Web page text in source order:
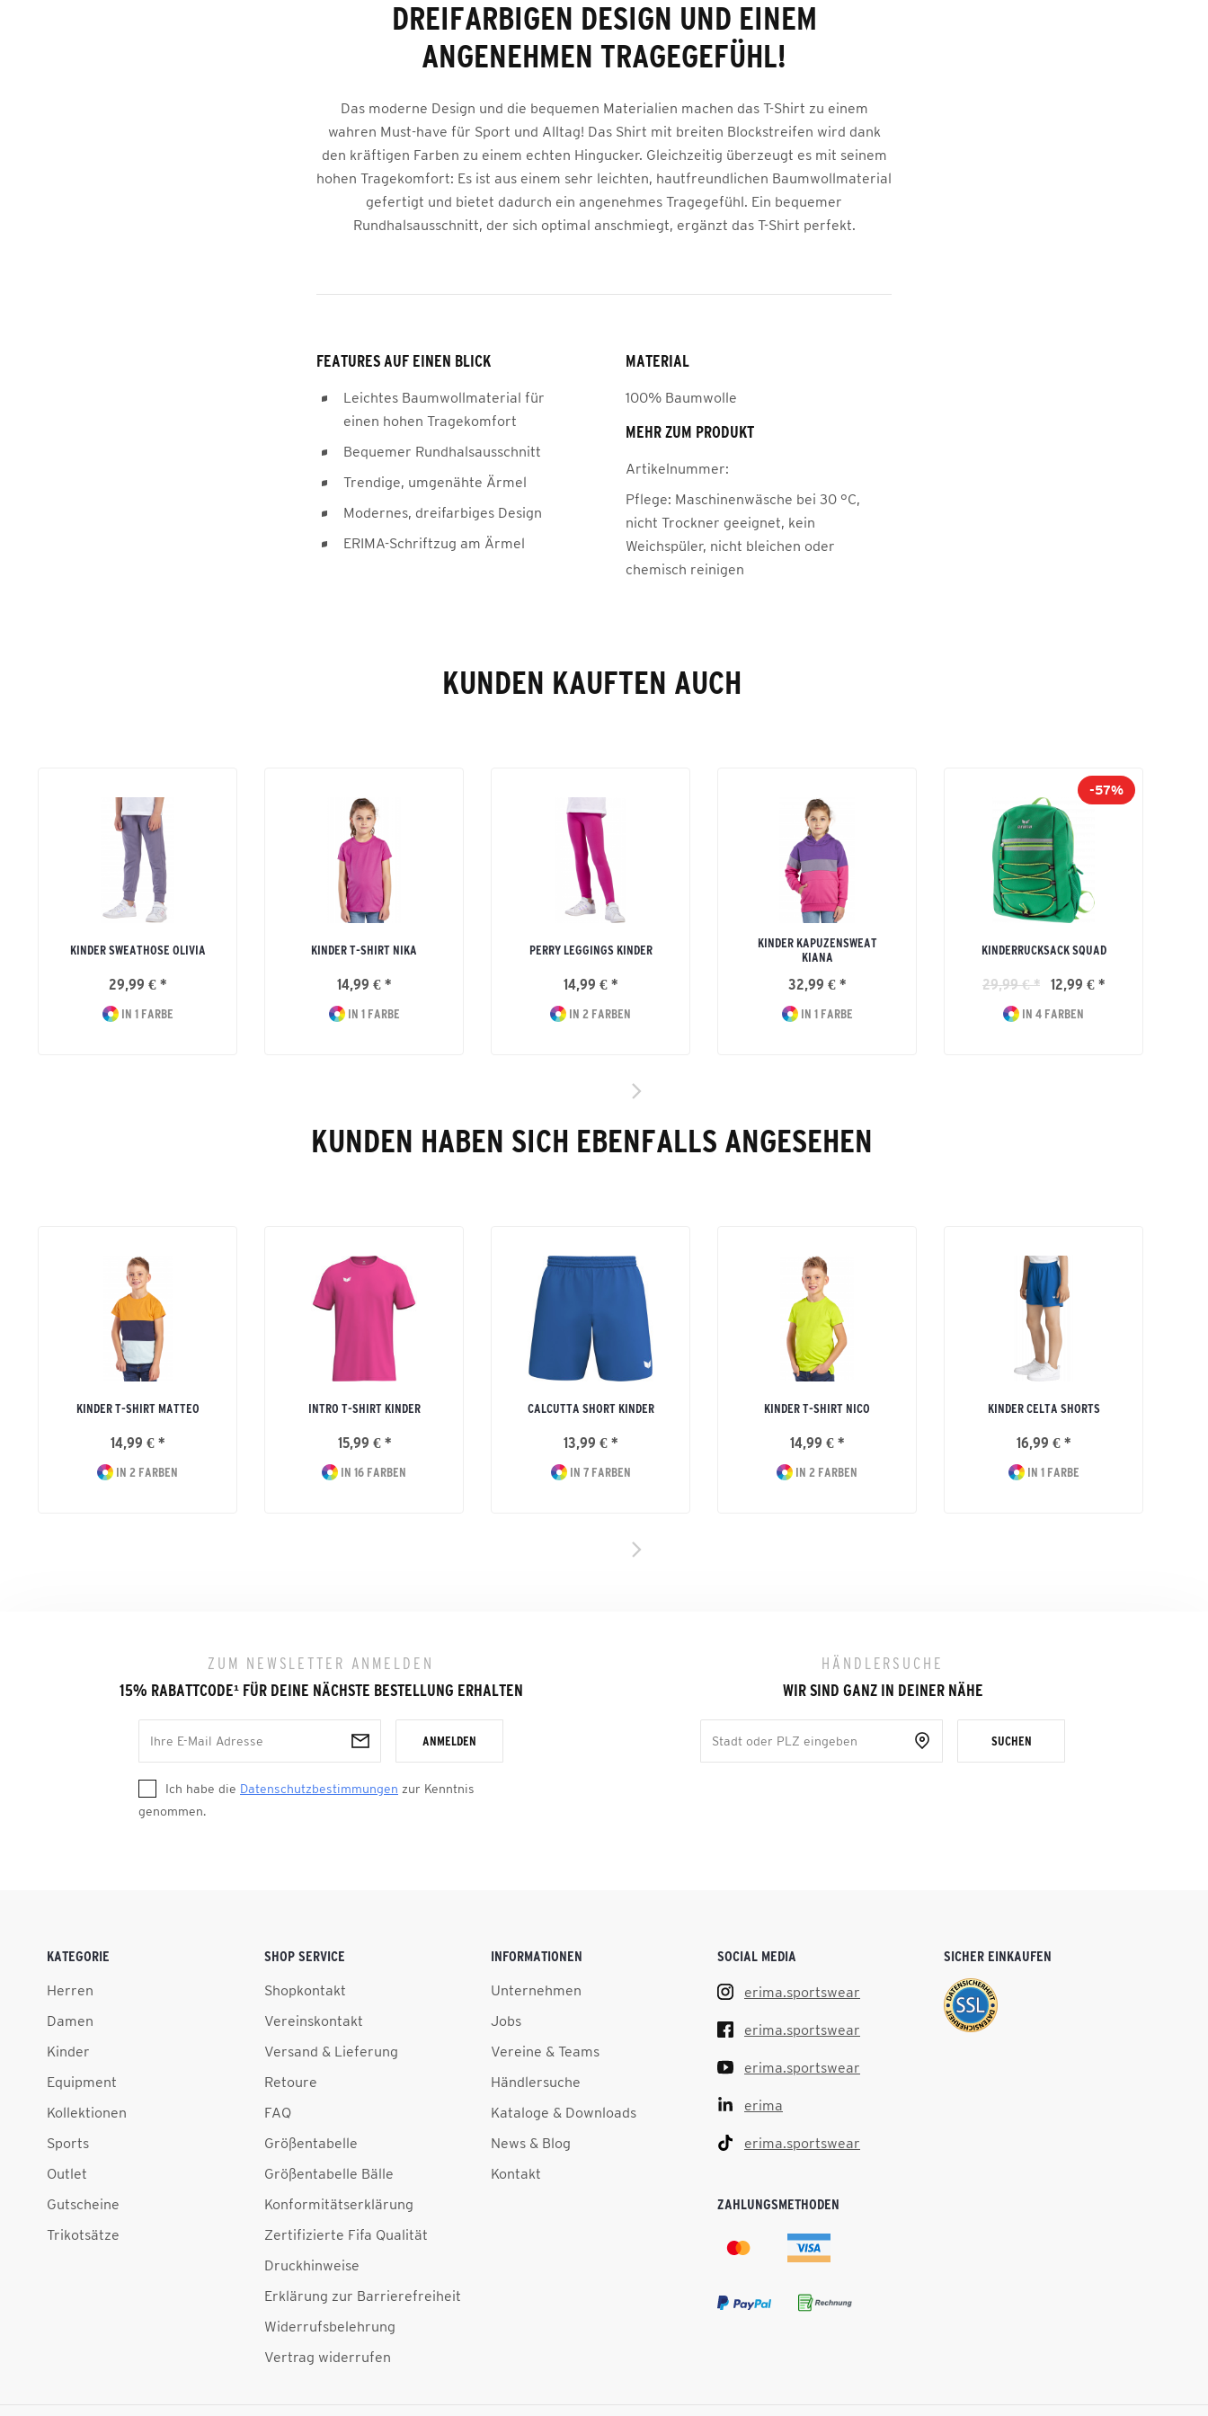
DREIFARBIGEN DESIGN UND EINEM
ANGENEHMEN TRAGEGEFÜHL!
Das moderne Design und die bequemen Materialien machen das T-Shirt zu einem
wahren Must-have für Sport und Alltag! Das Shirt mit breiten Blockstreifen wird dank
den kräftigen Farben zu einem echten Hingucker. Gleichzeitig überzeugt es mit seinem
hohen Tragekomfort: Es ist aus einem sehr leichten, hautfreundlichen Baumwollmaterial
gefertigt und bietet dadurch ein angenehmes Tragegefühl. Ein bequemer
Rundhalsausschnitt, der sich optimal anschmiegt, ergänzt das T-Shirt perfekt.
FEATURES AUF EINEN BLICK
Leichtes Baumwollmaterial für
einen hohen Tragekomfort
Bequemer Rundhalsausschnitt
Trendige, umgenähte Ärmel
Modernes, dreifarbiges Design
ERIMA-Schriftzug am Ärmel
MATERIAL
100% Baumwolle
MEHR ZUM PRODUKT
Artikelnummer:
Pflege: Maschinenwäsche bei 30 °C,
nicht Trockner geeignet, kein
Weichspüler, nicht bleichen oder
chemisch reinigen
KUNDEN KAUFTEN AUCH
KINDER SWEATHOSE OLIVIA
29,99 € *
IN 1 FARBE
KINDER T-SHIRT NIKA
14,99 € *
IN 1 FARBE
PERRY LEGGINGS KINDER
14,99 € *
IN 2 FARBEN
KINDER KAPUZENSWEAT
KIANA
32,99 € *
IN 1 FARBE
-57%
KINDERRUCKSACK SQUAD
29,99 € * 12,99 € *
IN 4 FARBEN
KUNDEN HABEN SICH EBENFALLS ANGESEHEN
KINDER T-SHIRT MATTEO
14,99 € *
IN 2 FARBEN
INTRO T-SHIRT KINDER
15,99 € *
IN 16 FARBEN
CALCUTTA SHORT KINDER
13,99 € *
IN 7 FARBEN
KINDER T-SHIRT NICO
14,99 € *
IN 2 FARBEN
KINDER CELTA SHORTS
16,99 € *
IN 1 FARBE
ZUM NEWSLETTER ANMELDEN
15% RABATTCODE¹FÜR DEINE NÄCHSTE BESTELLUNG ERHALTEN
ANMELDEN
Ich habe die Datenschutzbestimmungen zur Kenntnis
genommen.
HÄNDLERSUCHE
WIR SIND GANZ IN DEINER NÄHE
SUCHEN
KATEGORIE
Herren
Damen
Kinder
Equipment
Kollektionen
Sports
Outlet
Gutscheine
Trikotsätze
SHOP SERVICE
Shopkontakt
Vereinskontakt
Versand & Lieferung
Retoure
FAQ
Größentabelle
Größentabelle Bälle
Konformitätserklärung
Zertifizierte Fifa Qualität
Druckhinweise
Erklärung zur Barrierefreiheit
Widerrufsbelehrung
Vertrag widerrufen
INFORMATIONEN
Unternehmen
Jobs
Vereine & Teams
Händlersuche
Kataloge & Downloads
News & Blog
Kontakt
SOCIAL MEDIA
erima.sportswear
erima.sportswear
erima.sportswear
erima
erima.sportswear
ZAHLUNGSMETHODEN
SICHER EINKAUFEN